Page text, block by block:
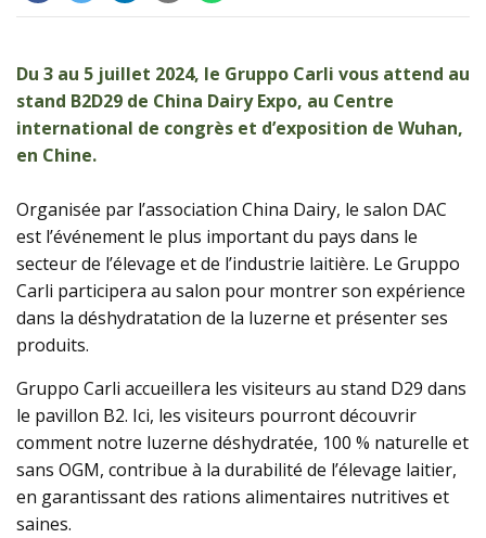
Du 3 au 5 juillet 2024, le Gruppo Carli vous attend au
stand B2D29 de China Dairy Expo, au Centre
international de congrès et d’exposition de Wuhan,
en Chine.
Organisée par l’association China Dairy, le salon DAC
est l’événement le plus important du pays dans le
secteur de l’élevage et de l’industrie laitière. Le Gruppo
Carli participera au salon pour montrer son expérience
dans la déshydratation de la luzerne et présenter ses
produits.
Gruppo Carli accueillera les visiteurs au stand D29 dans
le pavillon B2. Ici, les visiteurs pourront découvrir
comment notre luzerne déshydratée, 100 % naturelle et
sans OGM, contribue à la durabilité de l’élevage laitier,
en garantissant des rations alimentaires nutritives et
saines.